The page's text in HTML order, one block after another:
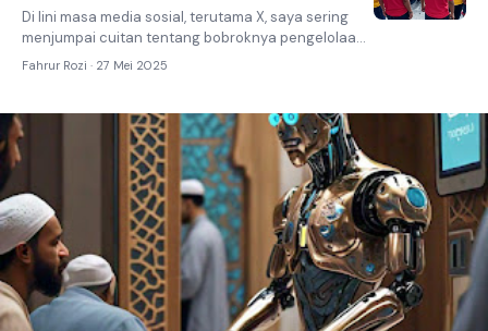
Di lini masa media sosial, terutama X, saya sering
menjumpai cuitan tentang bobroknya pengelolaan
sepak bola Indonesia, terutama Liga 1. Mer...
Fahrur Rozi · 27 Mei 2025